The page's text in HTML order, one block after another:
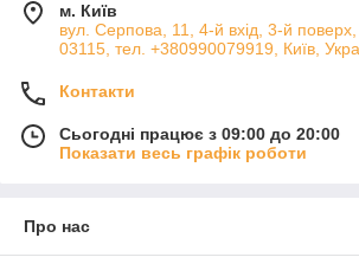
м. Київ
вул. Серпова, 11, 4-й вхід, 3-й поверх,
03115, тел. +380990079919, Київ,
Контакти
Сьогодні працює з 09:00 до 20:00
Показати весь графік роботи
Про нас